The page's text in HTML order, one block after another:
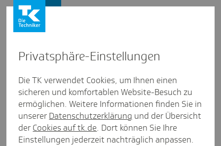
Zur Sache mit Matthias Scheller
Inter­view aus Hamburg
Presse und Politik Elektronische Patientenakte
Privat­sphäre-Einstel­lungen
Die TK verwendet Cookies, um Ihnen einen
sicheren und komfortablen Website-Besuch zu
ermöglichen. Weitere Informationen finden Sie in
unserer Datenschutzerklärung und der Übersicht
der Cookies auf tk.de. Dort können Sie Ihre
Einstellungen jederzeit nachträglich anpassen.